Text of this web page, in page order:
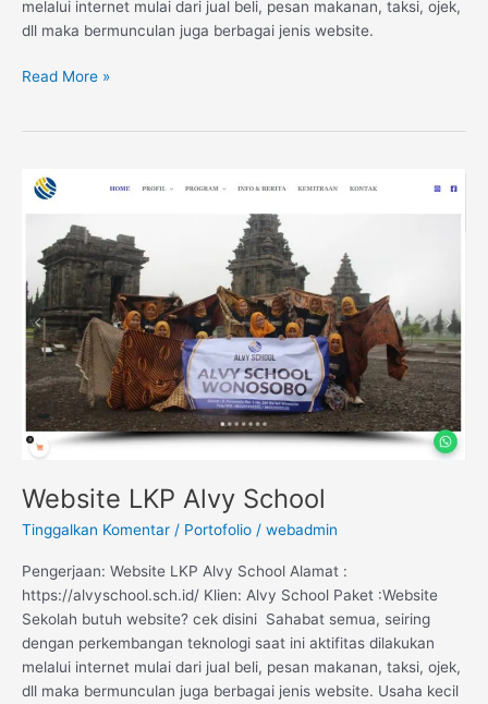
melalui internet mulai dari jual beli, pesan makanan, taksi, ojek,
dll maka bermunculan juga berbagai jenis website.
Read More »
Website LKP Alvy School
Tinggalkan Komentar / Portofolio / webadmin
Pengerjaan: Website LKP Alvy School Alamat :
https://alvyschool.sch.id/ Klien: Alvy School Paket :Website
Sekolah butuh website? cek disini Sahabat semua, seiring
dengan perkembangan teknologi saat ini aktifitas dilakukan
melalui internet mulai dari jual beli, pesan makanan, taksi, ojek,
dll maka bermunculan juga berbagai jenis website. Usaha kecil
Website
LKP
School